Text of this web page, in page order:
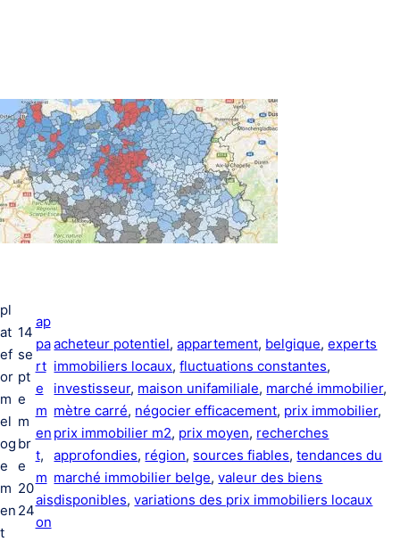
pl
at
ef
or
m
el
og
e
m
en
t
14
se
pt
e
m
br
e
20
24
ap
pa
rt
e
m
en
t
m
ais
on
acheteur potentiel, appartement, belgique, experts
immobiliers locaux, fluctuations constantes
investisseur, maison unifamiliale, marché immobilier
mètre carré, négocier efficacement, prix immobilier
prix immobilier m2, prix moyen, recherches
approfondies, région, sources fiables, tendances du
marché immobilier belge, valeur des biens
disponibles, variations des prix immobiliers locaux